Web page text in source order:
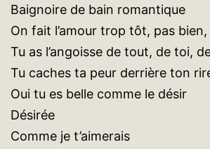
Baignoire de bain romantique
On fait l’amour trop tôt, pas
Tu as l’angoisse de tout, de toi,
Tu caches ta peur derrière ton
Oui tu es belle comme le désir
Désirée
Comme je t’aimerais